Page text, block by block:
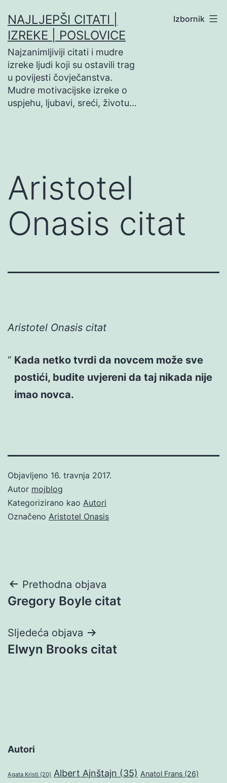
na
sadržaj
NAJLJEPŠI CITATI |
IZREKE | POSLOVICE
Najzanimljiviji citati i mudre
izreke ljudi koji su ostavili trag
u povijesti čovječanstva.
Mudre motivacijske izreke o
uspjehu, ljubavi, sreći, životu…
Izbornik
Aristotel
Onasis citat
Aristotel Onasis citat
Kada netko tvrdi da novcem može sve
postići, budite uvjereni da taj nikada nije
imao novca.
Objavljeno 16. travnja 2017.
Autor mojblog
Kategorizirano kao Autori
Označeno Aristotel Onasis
Navigacija
objava
Prethodna objava
Gregory Boyle citat
Sljedeća objava
Elwyn Brooks citat
Autori
Agata Kristi (20) Albert Ajnštajn (35) Anatol Frans (26)